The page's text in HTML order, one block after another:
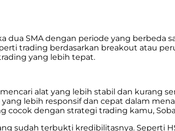
dua SMA dengan periode yang berbeda
trading berdasarkan breakout atau
yang lebih tepat.
alat yang lebih stabil dan kurang
lebih responsif dan cepat dalam
cocok dengan strategi trading kamu,
sudah terbukti kredibilitasnya. Seperti